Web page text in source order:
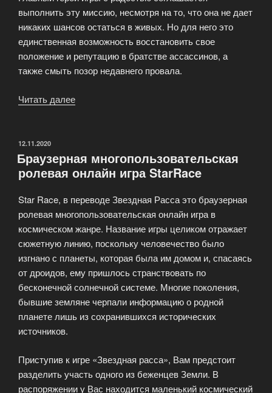
выполнить эту миссию, несмотря на то, что она не дает
никаких шансов остаться в живых. Но для него это
единственная возможность восстановить свое
положение и репутацию в братстве ассассинов, а
также смыть позор недавнего провала.
Читать далее
Creed»
ОПУБЛИКОВАНО
12.11.2020
Браузерная многопользовательская
ролевая онлайн игра StarRace
Star Race, в переводе Звездная Расса это браузерная
ролевая многопользовательская онлайн игра в
космическом жанре. Название игры целиком отражает
сюжетную линию, поскольку человечество было
изгнано с планеты, которая была им домом и, спасаясь
от дроидов, ему пришлось странствовать по
бесконечной солнечной системе. Многие поколения,
бывшие земляне черпали информацию о родной
планете лишь из сохранившихся исторических
источников.
Приступив к игре «Звездная расса», Вам предстоит
разделить участь одного из беженцев Земли. В
распоряжении у Вас находится маленький космический